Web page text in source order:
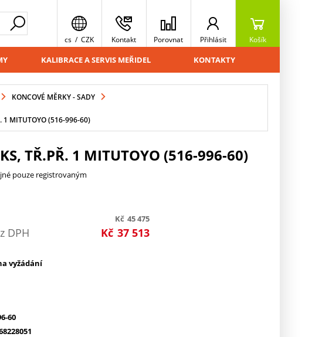
cs / CZK Kontakt Porovnat Přihlásit Košík
KALIBRACE A SERVIS MEŘIDEL KONTAKTY
KONCOVÉ MĚRKY - SADY
1 MITUTOYO (516-996-60)
TŘ.PŘ. 1 MITUTOYO (516-996-60)
pouze registrovaným
45 475
Kč
DPH 37 513
Kč
vyžádání
60